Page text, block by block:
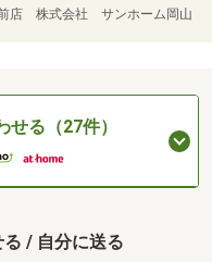
店 株式会社 サンホーム岡山
る（27件）
/ 自分に送る